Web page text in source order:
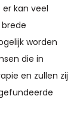
kan veel
worden
die in
en zullen zij